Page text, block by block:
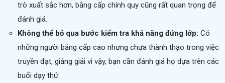
trò xuất sắc hơn, bằng cấp chính quy cũng rất quan trọng để
đánh giá.
Không thể bỏ qua bước kiểm tra khả năng đứng lớp: Có
những người bằng cấp cao nhưng chưa thành thạo trong việc
truyền đạt, giảng giải vì vậy, bạn cần đánh giá họ dựa trên các
buổi dạy thử.